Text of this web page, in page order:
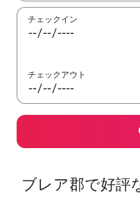
チェックイン
チェックアウト
ブレア郡で好評